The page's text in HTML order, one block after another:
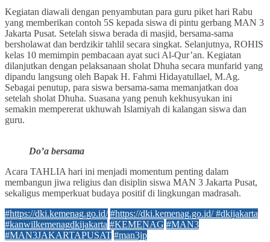
Kegiatan diawali dengan penyambutan para guru piket hari Rabu
yang memberikan contoh 5S kepada siswa di pintu gerbang MAN 3
Jakarta Pusat. Setelah siswa berada di masjid, bersama-sama
bersholawat dan berdzikir tahlil secara singkat. Selanjutnya, ROHIS
kelas 10 memimpin pembacaan ayat suci Al-Qur’an. Kegiatan
dilanjutkan dengan pelaksanaan sholat Dhuha secara munfarid yang
dipandu langsung oleh Bapak H. Fahmi Hidayatullael, M.Ag.
Sebagai penutup, para siswa bersama-sama memanjatkan doa
setelah sholat Dhuha. Suasana yang penuh kekhusyukan ini
semakin mempererat ukhuwah Islamiyah di kalangan siswa dan
guru.
Do’a bersama
Acara TAHLIA hari ini menjadi momentum penting dalam
membangun jiwa religius dan disiplin siswa MAN 3 Jakarta Pusat,
sekaligus memperkuat budaya positif di lingkungan madrasah.
#https://dki.kemenag.go.id/ #https://dki.kemenag.go.id/ #dkijakarta
#kanwilkemenagdkijakarta #KEMENAG #MAN3
#MAN3JAKARTAPUSAT #man3jp